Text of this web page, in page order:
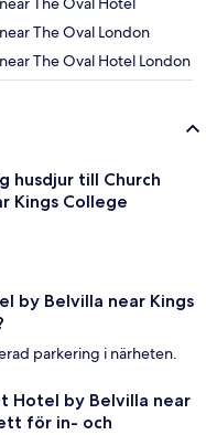
The Oval London
The Oval Hotel London
till Church
Kings College
by Belvilla near Kings
parkering i närheten.
Hotel by Belvilla near
för in- och